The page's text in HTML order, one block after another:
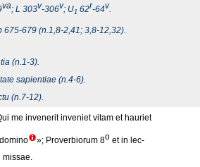
va; L 303v-306v; U1 62r-64v.
675-679 (n.1,8-2,41; 3,8-12,32).
(n.1-3).
sapientiae (n.4-6).
(n.7-12).
me invenerit inveniet vitam et hauriet
domino »; Proverbiorum 8o et in lec-
missae